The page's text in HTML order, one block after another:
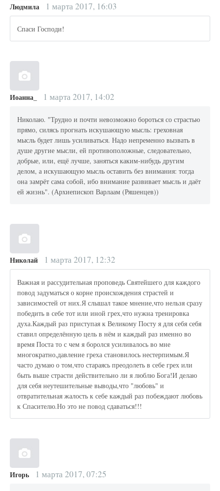
Людмила 1 марта 2017, 16:03
Спаси Господи!
Иоанна_ 1 марта 2017, 14:02
Николаю. "Трудно и почти невозможно бороться со страстью
прямо, силясь прогнать искушающую мысль: греховная
мысль будет лишь усиливаться. Надо непременно вызвать в
душе другие мысли, ей противоположные, следовательно,
добрые, или, ещё лучше, заняться каким-нибудь другим
делом, а искушающую мысль оставить без внимания: тогда
она замрёт сама собой, ибо внимание развивает мысль и даёт
ей жизнь". (Архиепископ Варлаам (Ряшенцев))
Николай 1 марта 2017, 12:32
Важная и рассудительная проповедь Святейшего для каждого
повод задуматься о корне происхождения страстей и
зависимостей от них.Я слышал такое мнение,что нельзя сразу
победить в себе тот или иной грех,что нужна тренировка
духа.Каждый раз приступая к Великому Посту я для себя себя
ставил определённую цель в нём и каждый раз именно во
время Поста то с чем я боролся усиливалось во мне
многократно,давление греха становилось нестерпимым.Я
часто думаю о том,что стараясь преодолеть в себе грех или
быть выше страсти действительно ли я люблю Бога!И делаю
для себя неутешительные выводы,что "любовь" и
отвратительная жалость к себе каждый раз побеждают любовь
к Спасителю.Но это не повод сдаваться!!!
Игорь 1 марта 2017, 07:25